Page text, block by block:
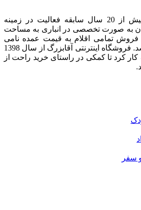
سیسمونی آقابزرگ با بیش از 20 سال سابقه فعالیت در زمینه
به صورت تخصصی در انباری به مساحت
فروش تمامی اقلام به قیمت عمده نامی
آشنا در این عرصه میباشد. فروشگاه اینترنتی آقابزرگ از سال 1398
کرد تا کمکی در راستای خرید راحت از
سفر